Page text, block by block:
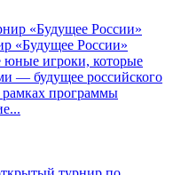
«Будущее России»
юные игроки, которые
— будущее российского
рамках программы